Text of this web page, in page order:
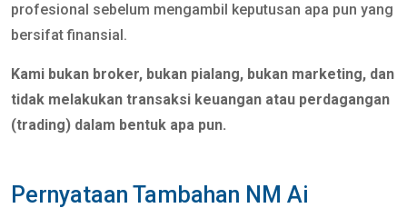
profesional sebelum mengambil keputusan apa pun yang
bersifat finansial.
Kami bukan broker, bukan pialang, bukan marketing, dan
tidak melakukan transaksi keuangan atau perdagangan
(trading) dalam bentuk apa pun.
Pernyataan Tambahan NM Ai